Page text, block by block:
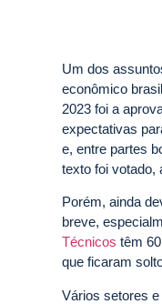
Um dos
econômico
2023 foi a
expectativas
e, entre partes
texto foi votado,
Porém, ainda
breve,
Técnicos têm
que ficaram
Vários setores